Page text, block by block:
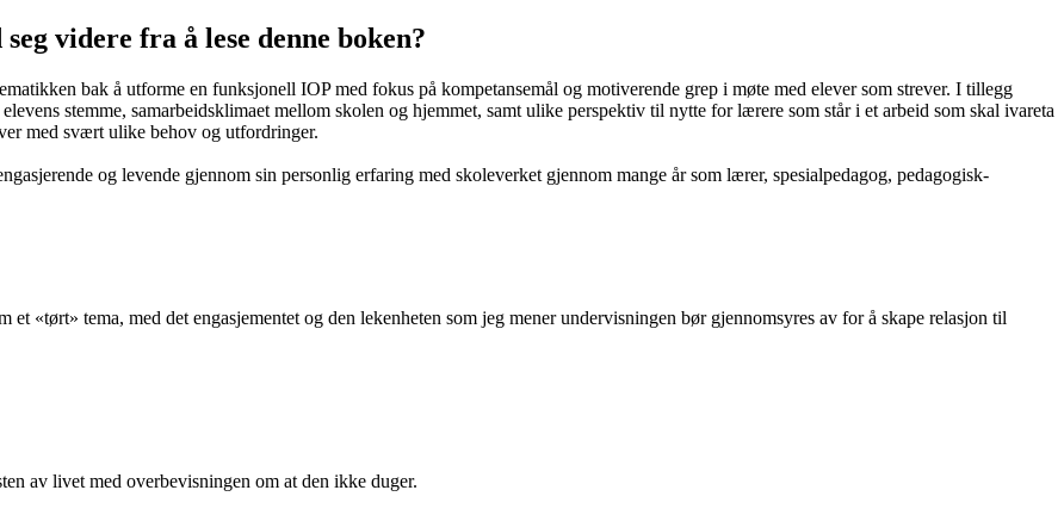
videre fra å lese denne boken?
bak å utforme en funksjonell IOP med fokus på kompetansemål og motiverende grep i møte med elever som strever. I tillegg
stemme, samarbeidsklimaet mellom skolen og hjemmet, samt ulike perspektiv til nytte for lærere som står i et arbeid som skal ivareta
med svært ulike behov og utfordringer.
og levende gjennom sin personlig erfaring med skoleverket gjennom mange år som lærer, spesialpedagog, pedagogisk-
«tørt» tema, med det engasjementet og den lekenheten som jeg mener undervisningen bør gjennomsyres av for å skape relasjon til
av livet med overbevisningen om at den ikke duger.